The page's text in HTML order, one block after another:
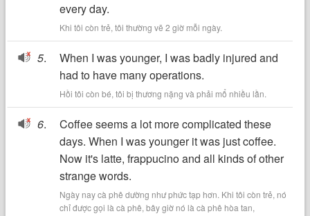
every day.
Khi tôi còn trẻ, tôi thường vẽ 2 giờ mỗi ngày.
5.
When I was younger, I was badly injured and
had to have many operations.
Hồi tôi còn bé, tôi bị thương nặng và phải mổ nhiều lần.
6.
Coffee seems a lot more complicated these
days. When I was younger it was just coffee.
Now it's latte, frappucino and all kinds of other
strange words.
Ngày nay cà phê dường như phức tạp hơn. Khi tôi còn trẻ, nó
chỉ được gọi là cà phê, bây giờ nó là cà phê hòa tan,